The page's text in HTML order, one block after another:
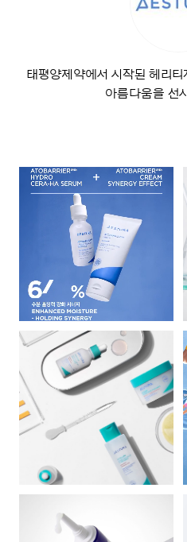
태평양제약에서 시작된 헤리
아름다움을 선